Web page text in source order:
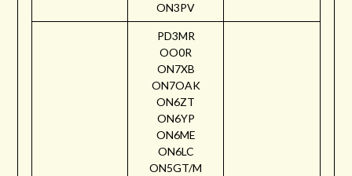
ON3PV
PD3MR
OO0R
ON7XB
ON7OAK
ON6ZT
ON6YP
ON6ME
ON6LC
ON5GT/M